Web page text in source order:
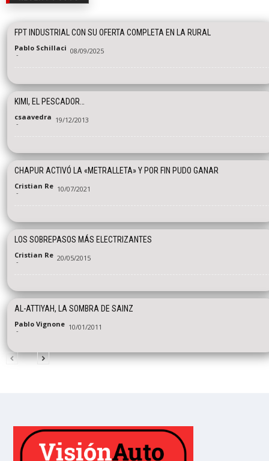
FPT INDUSTRIAL CON SU OFERTA COMPLETA EN LA RURAL
Pablo Schillaci
- 08/09/2025
KIMI, EL PESCADOR…
csaavedra
- 19/12/2013
CHAPUR ACTIVÓ LA «METRALLETA» Y POR FIN PUDO GANAR
Cristian Re
- 10/07/2021
LOS SOBREPASOS MÁS ELECTRIZANTES
Cristian Re
- 20/05/2015
AL-ATTIYAH, LA SOMBRA DE SAINZ
Pablo Vignone
- 10/01/2011